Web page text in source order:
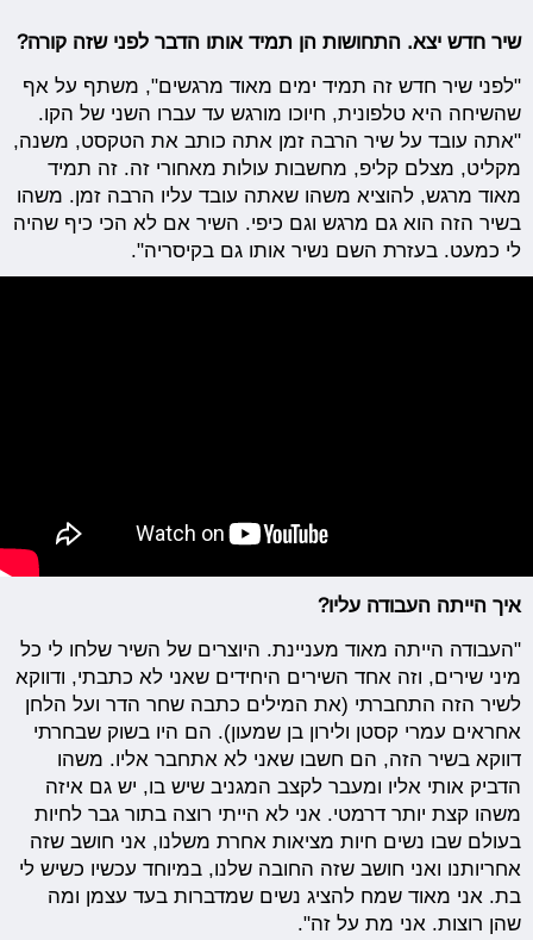
שיר חדש יצא. התחושות הן תמיד אותו הדבר לפני שזה קורה?
"לפני שיר חדש זה תמיד ימים מאוד מרגשים", משתף על אף
שהשיחה היא טלפונית, חיוכו מורגש עד עברו השני של הקו.
"אתה עובד על שיר הרבה זמן אתה כותב את הטקסט, משנה,
מקליט, מצלם קליפ, מחשבות עולות מאחורי זה. זה תמיד
מאוד מרגש, להוציא משהו שאתה עובד עליו הרבה זמן. משהו
בשיר הזה הוא גם מרגש וגם כיפי. השיר אם לא הכי כיף שהיה
לי כמעט. בעזרת השם נשיר אותו גם בקיסריה".
איך הייתה העבודה עליו?
"העבודה הייתה מאוד מעניינת. היוצרים של השיר שלחו לי כל
מיני שירים, וזה אחד השירים היחידים שאני לא כתבתי, ודווקא
לשיר הזה התחברתי (את המילים כתבה שחר הדר ועל הלחן
אחראים עמרי קסטן ולירון בן שמעון). הם היו בשוק שבחרתי
דווקא בשיר הזה, הם חשבו שאני לא אתחבר אליו. משהו
הדביק אותי אליו ומעבר לקצב המגניב שיש בו, יש גם איזה
משהו קצת יותר דרמטי. אני לא הייתי רוצה בתור גבר לחיות
בעולם שבו נשים חיות מציאות אחרת משלנו, אני חושב שזה
אחריותנו ואני חושב שזה החובה שלנו, במיוחד עכשיו כשיש לי
בת. אני מאוד שמח להציג נשים שמדברות בעד עצמן ומה
שהן רוצות. אני מת על זה".